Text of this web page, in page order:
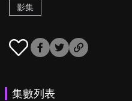
影集
集數列表